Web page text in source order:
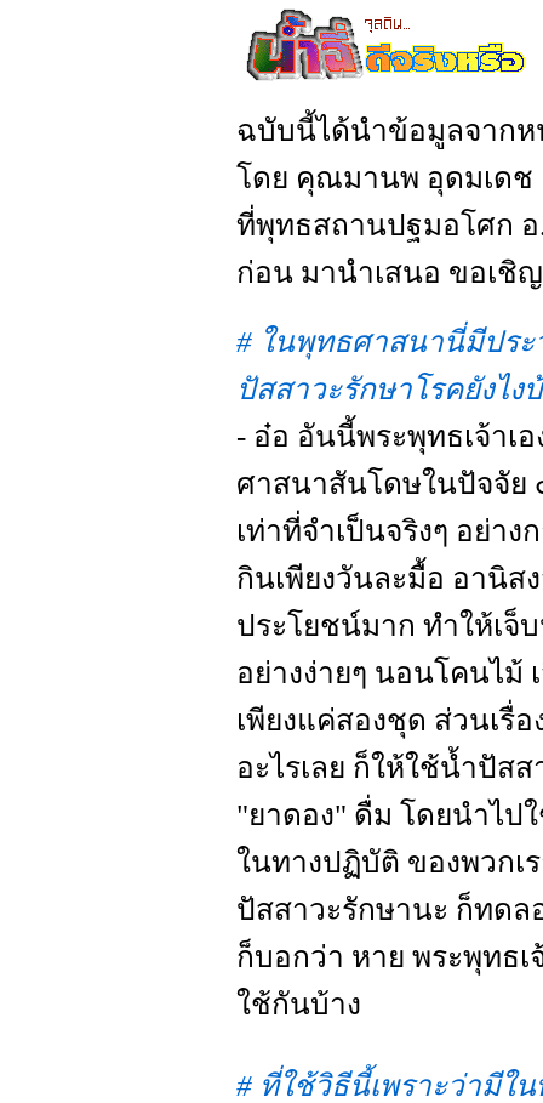
ฉบับนี้ได้นำข้อมูลจากห
โดย คุณมานพ อุดมเด
ที่พุทธสถานปฐมอโศก อ
ก่อน มานำเสนอ ขอเชิ
# ในพุทธศาสนานี่มีประ
ปัสสาวะรักษาโรคยังไง
- อ๋อ อันนี้พระพุทธเจ้าเ
ศาสนาสันโดษในปัจจัย
เท่าที่จำเป็นจริงๆ อย่า
กินเพียงวันละมื้อ อานิส
ประโยชน์มาก ทำให้เจ็
อย่างง่ายๆ นอนโคนไม้
เพียงแค่สองชุด ส่วนเรื่
อะไรเลย ก็ให้ใช้น้ำปัส
"ยาดอง" ดื่ม โดยนำไป
ในทางปฏิบัติ ของพวกเ
ปัสสาวะรักษานะ ก็ทดล
ก็บอกว่า หาย พระพุทธเ
ใช้กันบ้าง
# ที่ใช้วิธีนี้เพราะว่ามีใ